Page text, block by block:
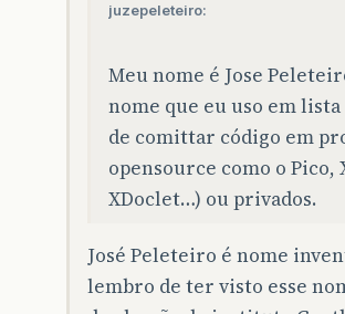
juzepeleteiro:
Meu nome é Jose
nome que eu uso em
de comittar código em
opensource como o Pico,
XDoclet…) ou privados.
José Peleteiro é nome
lembro de ter visto esse